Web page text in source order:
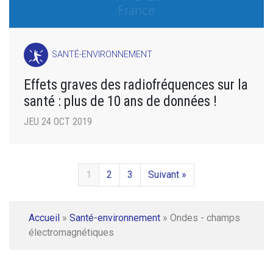
SANTÉ-ENVIRONNEMENT
Effets graves des radiofréquences sur la
santé : plus de 10 ans de données !
JEU 24 OCT 2019
1 2 3 Suivant »
Accueil » Santé-environnement » Ondes - champs
électromagnétiques